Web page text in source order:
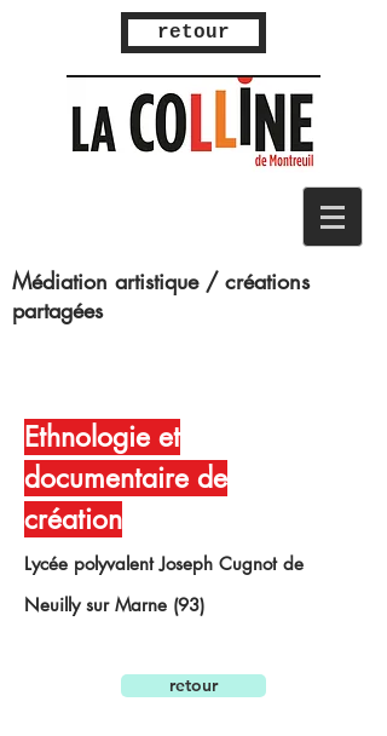
retour
Médiation artistique / créations
partagées
Ethnologie et
documentaire de
création
Lycée polyvalent Joseph Cugnot de
Neuilly sur Marne (93)
retour